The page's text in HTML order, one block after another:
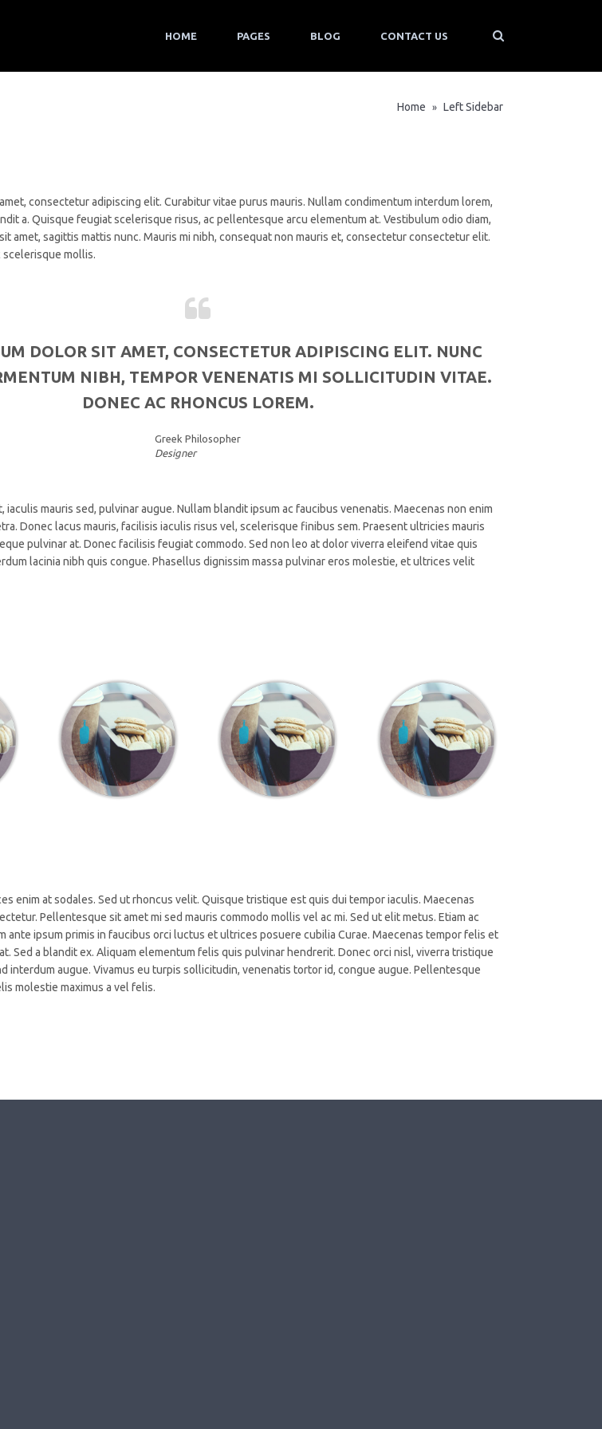
HOME PAGES BLOG CONTACT US
Home » Left Sidebar
consectetur adipiscing elit. Curabitur vitae purus mauris. Nullam condimentum interdum lorem,
a. Quisque feugiat scelerisque risus, ac pellentesque arcu elementum at. Vestibulum odio diam,
amet, sagittis mattis nunc. Mauris mi nibh, consequat non mauris et, consectetur consectetur elit.
mollis.
DOLOR SIT AMET, CONSECTETUR ADIPISCING ELIT. NUNC
NIBH, TEMPOR VENENATIS MI SOLLICITUDIN VITAE.
DONEC AC RHONCUS LOREM.
Greek Philosopher
Designer
iaculis mauris sed, pulvinar augue. Nullam blandit ipsum ac faucibus venenatis. Maecenas non enim
Donec lacus mauris, facilisis iaculis risus vel, scelerisque finibus sem. Praesent ultricies mauris
pulvinar at. Donec facilisis feugiat commodo. Sed non leo at dolor viverra eleifend vitae quis
lacinia nibh quis congue. Phasellus dignissim massa pulvinar eros molestie, et ultrices velit
enim at sodales. Sed ut rhoncus velit. Quisque tristique est quis dui tempor iaculis. Maecenas
Pellentesque sit amet mi sed mauris commodo mollis vel ac mi. Sed ut elit metus. Etiam ac
ante ipsum primis in faucibus orci luctus et ultrices posuere cubilia Curae. Maecenas tempor felis et
Sed a blandit ex. Aliquam elementum felis quis pulvinar hendrerit. Donec orci nisl, viverra tristique
interdum augue. Vivamus eu turpis sollicitudin, venenatis tortor id, congue augue. Pellentesque
molestie maximus a vel felis.